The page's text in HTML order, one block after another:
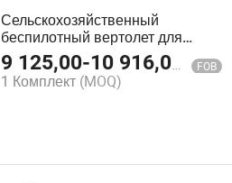
Сельскохозяйственный
беспилотный вертолет для
предотвращения столкновений,
промышленный дрон для
разведки с высоким качеством
9 125,00-10 916,00 $FOB
1 Комплект (MOQ)